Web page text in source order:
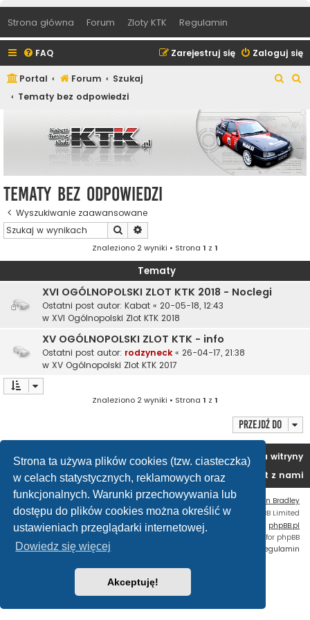
Strona ta używa plików cookies (tzw. ciasteczka)
w celach statystycznych, reklamowych oraz
funkcjonalnych. Warunki przechowywania lub
dostępu do plików cookies można określić w
ustawieniach przeglądarki internetowej.
Dowiedz się więcej
Akceptuję!
Strona główna Forum Zloty KTK Regulamin
FAQ Zaloguj się
Zarejestruj się
Portal Forum
Szukaj
Tematy bez odpowiedzi
u
k
a
u
k
a
j
Tematy bez odpowiedzi
Wyszukiwanie zaawansowane
Szukaj
Znaleziono 2 wyniki • Strona 1 z 1
Tematy
XVI OGÓLNOPOLSKI ZLOT KTK 2018 - Noclegi
Ostatni post autor: Kabat « 20-05-18, 12:43
w XVI Ogólnopolski Zlot KTK 2018
XV OGÓLNOPOLSKI ZLOT KTK - info
Ostatni post autor: rodzyneck « 26-04-17, 21:38
w XV Ogólnopolski Zlot KTK 2017
Znaleziono 2 wyniki • Strona 1 z 1
Przejdź do
Portal Forum
Usuń ciasteczka witryny
Kontakt z nami
Flat Style by
Ian Bradley
Technologię dostarczaphpBB® Forum Software © phpBB Limited
Polski pakiet językowy dostarcza phpBB.pl
extension for phpBB
Regulamin